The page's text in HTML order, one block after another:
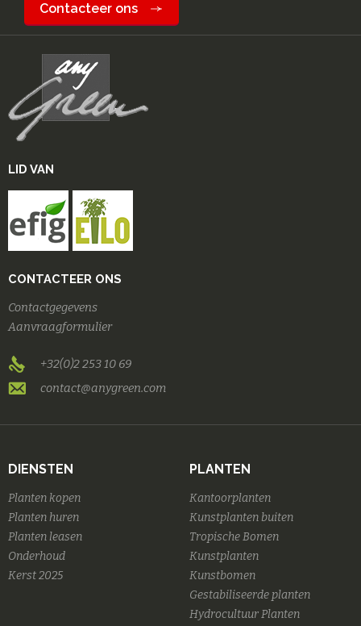
Contacteer ons
LID VAN
CONTACTEER ONS
Contactgegevens
Aanvraagformulier
+32(0)2 253 10 69
contact@anygreen.com
DIENSTEN
Planten kopen
Planten huren
Planten leasen
Onderhoud
Kerst 2025
PLANTEN
Kantoorplanten
Kunstplanten buiten
Tropische Bomen
Kunstplanten
Kunstbomen
Gestabiliseerde planten
Hydrocultuur Planten